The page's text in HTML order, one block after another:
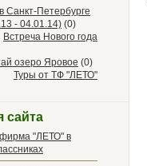
Санкт-Петербурге
- 04.01.14) (0)
Встреча Нового года
озеро Яровое (0)
Туры от ТФ "ЛЕТО"
сайта
"ЛЕТО" в